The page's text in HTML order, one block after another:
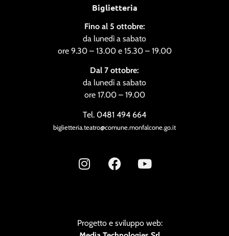
Biglietteria
Fino al 5 ottobre:
da lunedì a sabato
ore 9.30 – 13.00 e 15.30 – 19.00
Dal 7 ottobre:
da lunedì a sabato
ore 17.00 – 19.00
Tel. 0481 494 664
biglietteria.teatro@comune.monfalcone.go.it
Progetto e sviluppo web: